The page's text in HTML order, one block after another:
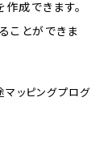
作成できます。
ことができま
ッピングプログ